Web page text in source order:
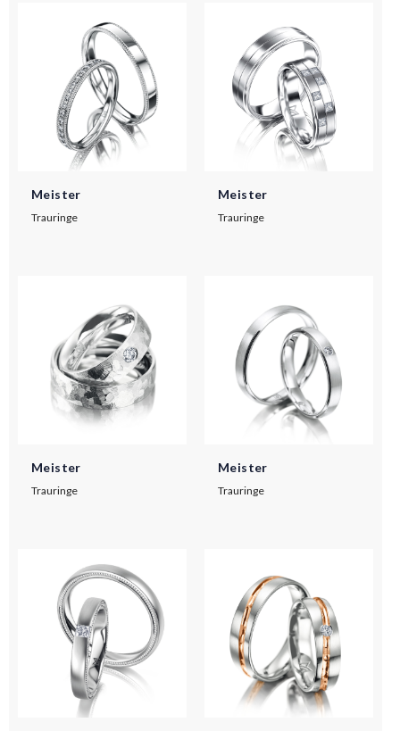
Meister
Trauringe
Meister
Trauringe
Meister
Trauringe
Meister
Trauringe